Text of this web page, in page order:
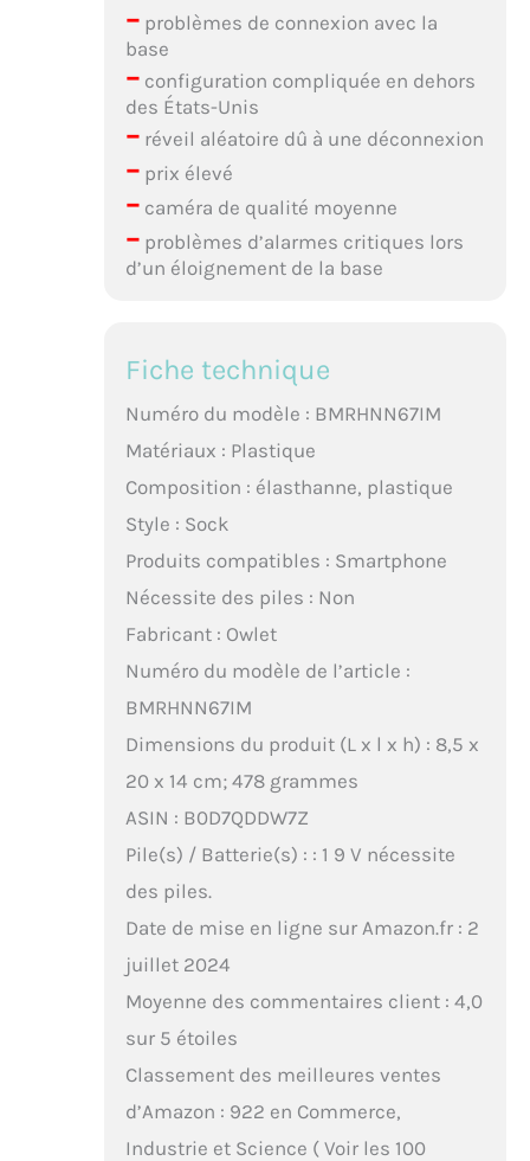
–problèmes de connexion avec la
base
–configuration compliquée en dehors
des États-Unis
–réveil aléatoire dû à une déconnexion
–prix élevé
–caméra de qualité moyenne
–problèmes d’alarmes critiques lors
d’un éloignement de la base
Fiche technique
Numéro du modèle : BMRHNN67IM
Matériaux : Plastique
Composition : élasthanne, plastique
Style : Sock
Produits compatibles : Smartphone
Nécessite des piles : Non
Fabricant : Owlet
Numéro du modèle de l’article :
BMRHNN67IM
Dimensions du produit (L x l x h) : 8,5 x
20 x 14 cm; 478 grammes
ASIN : B0D7QDDW7Z
Pile(s) / Batterie(s) : : 1 9 V nécessite
des piles.
Date de mise en ligne sur Amazon.fr : 2
juillet 2024
Moyenne des commentaires client : 4,0
sur 5 étoiles
Classement des meilleures ventes
d’Amazon : 922 en Commerce,
Industrie et Science ( Voir les 100